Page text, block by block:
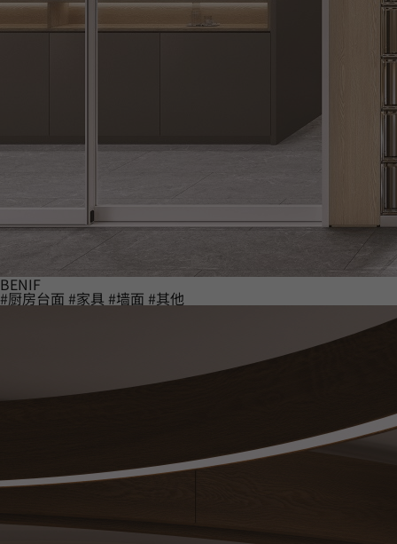
BENIF
#厨房台面 #家具 #墙面 #其他